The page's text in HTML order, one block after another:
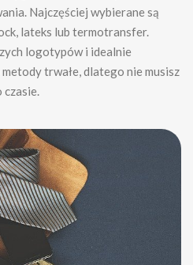
Najczęściej wybierane są
lateks lub termotransfer.
logotypów i idealnie
trwałe, dlatego nie musisz
czasie.